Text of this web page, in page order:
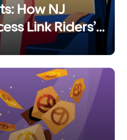
How NJ
Link Riders’